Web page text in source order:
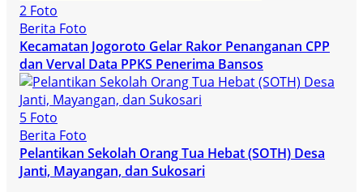
2 Foto
Berita Foto
Kecamatan Jogoroto Gelar Rakor Penanganan CPP
dan Verval Data PPKS Penerima Bansos
5 Foto
Berita Foto
Pelantikan Sekolah Orang Tua Hebat (SOTH) Desa
Janti, Mayangan, dan Sukosari